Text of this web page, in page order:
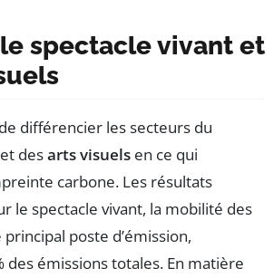
spectacle vivant et
différencier les secteurs du
et desarts visuels en ce qui
carbone. Les résultats
le spectacle vivant, la mobilité des
poste d’émission,
des émissions totales. En matière